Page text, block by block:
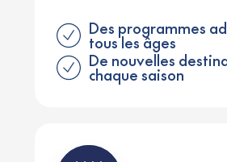
Des programmes
tous les âges
De nouvelles
chaque saison